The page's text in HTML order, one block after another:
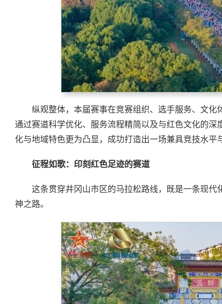
纵观整体，本届赛事在竞赛组织、选手服务、文
通过赛道科学优化、服务流程精简以及与红色文化的
化与地域特色更为凸显，成功打造出一场兼具竞技水平
征程如歌：印刻红色足迹的赛道
这条贯穿井冈山市区的马拉松路线，既是一条现
神之路。